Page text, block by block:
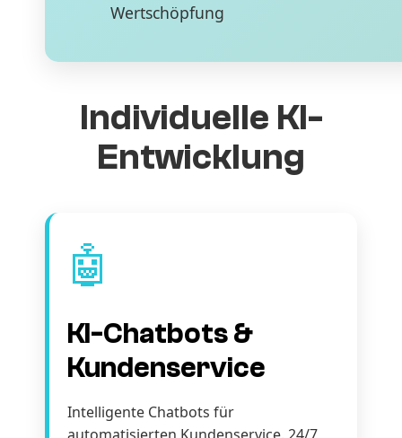
Wertschöpfung
Individuelle KI-
Entwicklung
🤖
KI-Chatbots &
Kundenservice
Intelligente Chatbots für